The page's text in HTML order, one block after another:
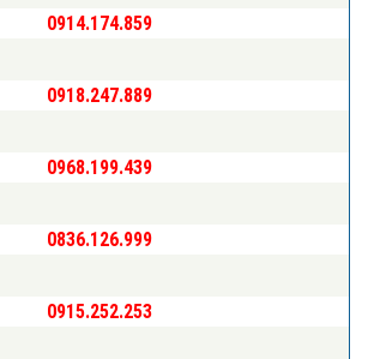
0914.174.859
0918.247.889
0968.199.439
0836.126.999
0915.252.253